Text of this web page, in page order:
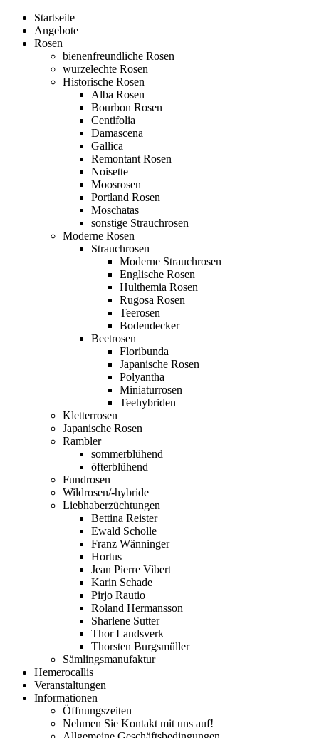
Startseite
Angebote
Rosen
bienenfreundliche Rosen
wurzelechte Rosen
Historische Rosen
Alba Rosen
Bourbon Rosen
Centifolia
Damascena
Gallica
Remontant Rosen
Noisette
Moosrosen
Portland Rosen
Moschatas
sonstige Strauchrosen
Moderne Rosen
Strauchrosen
Moderne Strauchrosen
Englische Rosen
Hulthemia Rosen
Rugosa Rosen
Teerosen
Bodendecker
Beetrosen
Floribunda
Japanische Rosen
Polyantha
Miniaturrosen
Teehybriden
Kletterrosen
Japanische Rosen
Rambler
sommerblühend
öfterblühend
Fundrosen
Wildrosen/-hybride
Liebhaberzüchtungen
Bettina Reister
Ewald Scholle
Franz Wänninger
Hortus
Jean Pierre Vibert
Karin Schade
Pirjo Rautio
Roland Hermansson
Sharlene Sutter
Thor Landsverk
Thorsten Burgsmüller
Sämlingsmanufaktur
Hemerocallis
Veranstaltungen
Informationen
Öffnungszeiten
Nehmen Sie Kontakt mit uns auf!